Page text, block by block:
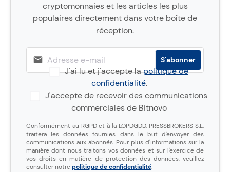
cryptomonnaies et les articles les plus
populaires directement dans votre boîte de
réception.
J'ai lu et j'accepte lapolitique de
confidentialité.
J'accepte de recevoir des communications
commerciales de Bitnovo
Conformément au RGPD et à la LOPDGDD, PRESSBROKERS S.L.
traitera les données fournies dans le but d'envoyer des
communications aux abonnés. Pour plus d'informations sur la
manière dont nous traitons vos données et sur l'exercice de
vos droits en matière de protection des données, veuillez
consulter notrepolitique de confidentialité.